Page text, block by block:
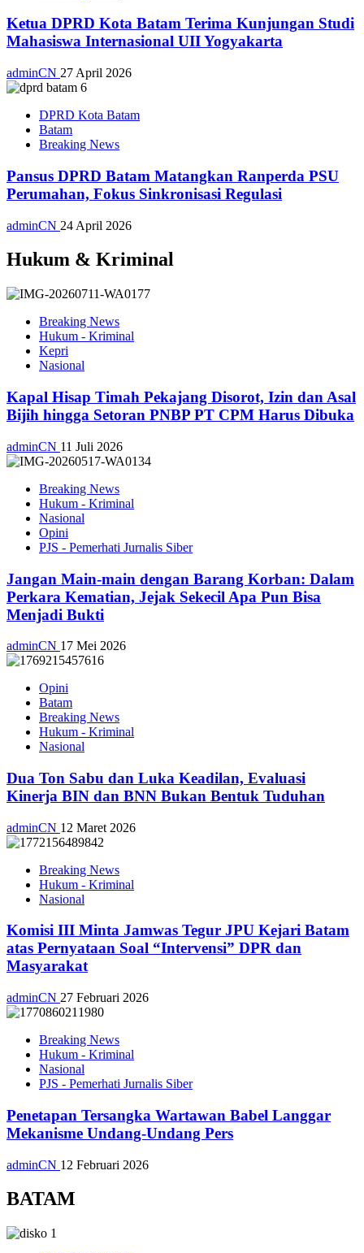
Ketua DPRD Kota Batam Terima Kunjungan Studi
Mahasiswa Internasional UII Yogyakarta
adminCN 27 April 2026
DPRD Kota Batam
Batam
Breaking News
Pansus DPRD Batam Matangkan Ranperda PSU
Perumahan, Fokus Sinkronisasi Regulasi
adminCN 24 April 2026
Hukum & Kriminal
Breaking News
Hukum - Kriminal
Kepri
Nasional
Kapal Hisap Timah Pekajang Disorot, Izin dan Asal
Bijih hingga Setoran PNBP PT CPM Harus Dibuka
adminCN 11 Juli 2026
Breaking News
Hukum - Kriminal
Nasional
Opini
PJS - Pemerhati Jurnalis Siber
Jangan Main-main dengan Barang Korban: Dalam
Perkara Kematian, Jejak Sekecil Apa Pun Bisa
Menjadi Bukti
adminCN 17 Mei 2026
Opini
Batam
Breaking News
Hukum - Kriminal
Nasional
Dua Ton Sabu dan Luka Keadilan, Evaluasi
Kinerja BIN dan BNN Bukan Bentuk Tuduhan
adminCN 12 Maret 2026
Breaking News
Hukum - Kriminal
Nasional
Komisi III Minta Jamwas Tegur JPU Kejari Batam
atas Pernyataan Soal “Intervensi” DPR dan
Masyarakat
adminCN 27 Februari 2026
Breaking News
Hukum - Kriminal
Nasional
PJS - Pemerhati Jurnalis Siber
Penetapan Tersangka Wartawan Babel Langgar
Mekanisme Undang-Undang Pers
adminCN 12 Februari 2026
BATAM